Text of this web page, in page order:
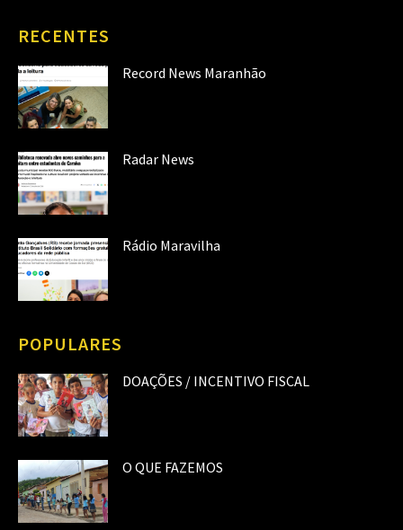
RECENTES
Record News Maranhão
Radar News
Rádio Maravilha
POPULARES
DOAÇÕES / INCENTIVO FISCAL
O QUE FAZEMOS